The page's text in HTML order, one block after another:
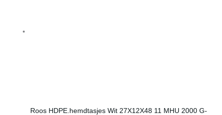
Roos HDPE.hemdtasjes Wit 27X12X48 11 MHU 2000 G-